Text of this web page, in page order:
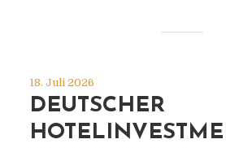
18. Juli 2026
DEUTSCHER